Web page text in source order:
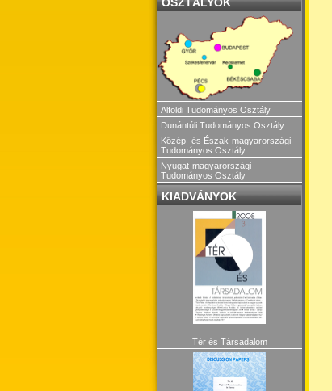
Alföldi Tudományos Osztály
Dunántúli Tudományos Osztály
Közép- és Észak-magyarországi
Tudományos Osztály
Nyugat-magyarországi
Tudományos Osztály
KIADVÁNYOK
Tér és Társadalom